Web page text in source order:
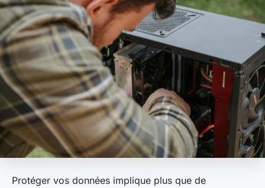
Protéger vos données implique plus que de